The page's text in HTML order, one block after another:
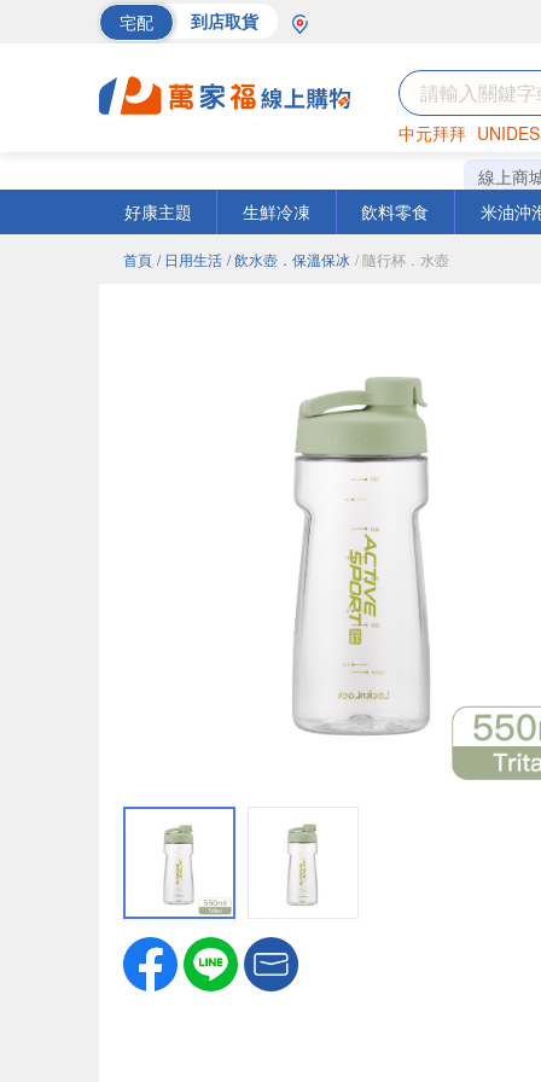
宅配 到店取貨
中元拜拜
罐頭 海苔
線上商
好康主題
生鮮冷凍 飲料零食 米油沖
首頁 / 日用生活 / 飲水壺．保溫保冰 / 隨行杯．水壺